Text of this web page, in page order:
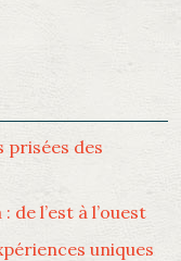
prisées des
l’est à l’ouest
uniques